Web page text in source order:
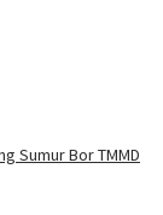
Sumur Bor TMMD